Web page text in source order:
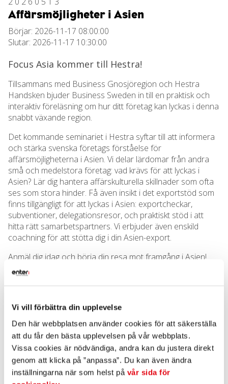
Vi vill förbättra din upplevelse
Den här webbplatsen använder cookies för att säkerställa
att du får den bästa upplevelsen på vår webbplats.
Vissa cookies är nödvändiga, andra kan du justera direkt
genom att klicka på ”anpassa”. Du kan även ändra
inställningarna när som helst på vår sida för
Affärsmöjligheter i Asien
Börjar: 2026-11-17 08:00:00
Slutar: 2026-11-17 10:30:00
Focus Asia kommer till Hestra!
Tillsammans med Business Gnosjöregion och Hestra
Handsken bjuder Business Sweden in till en praktisk och
interaktiv föreläsning om hur ditt företag kan lyckas i denna
snabbt växande region.
Det kommande seminariet i Hestra syftar till att informera
och stärka svenska företags förståelse för
affärsmöjligheterna i Asien. Vi delar lärdomar från andra
små och medelstora företag: vad krävs för att lyckas i
Asien? Lär dig hantera affärskulturella skillnader som ofta
ses som stora hinder. Få även insikt i det exportstöd som
finns tillgängligt för att lyckas i Asien: exportcheckar,
subventioner, delegationsresor, och praktiskt stöd i att
hitta rätt samarbetspartners. Vi erbjuder även enskild
coachning för att stötta dig i din Asien-export.
Anmäl dig idag och börja din resa mot framgång i Asien!
DETALJER:
Tid: 08.00-10.30
Plats:Hestra Handsken, Äspåvägen 5, 33571 Hestra
AGENDA:
08.00-08.10: Introduktion